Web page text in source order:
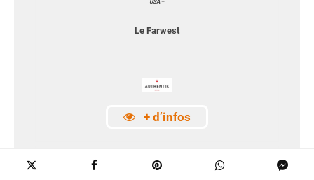
USA–
Le Farwest
+ d’infos